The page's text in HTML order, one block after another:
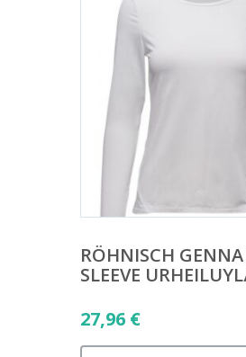
RÖHNISCH
SLEEVE
27,96 €